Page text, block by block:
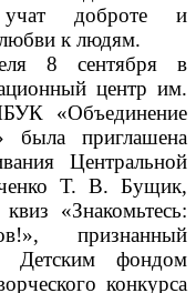
доброте и
к людям.
8 сентября в
центр им.
«Объединение
была приглашена
Центральной
Т. В. Бущик,
«Знакомьтесь:
признанный
Детским фондом
конкурса